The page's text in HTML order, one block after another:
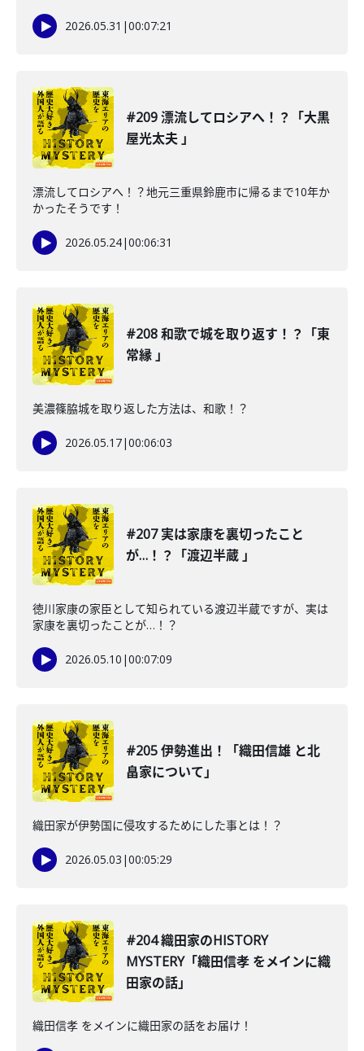
2026.05.31 |00:07:21
#209 漂流してロシアへ！？「大黒
屋光太夫 」
漂流してロシアへ！？地元三重県鈴鹿市に帰るまで10年か
かったそうです！
2026.05.24|00:06:31
#208 和歌で城を取り返す！？「東
常縁 」
美濃篠脇城を取り返した方法は、和歌！？
2026.05.17|00:06:03
#207 実は家康を裏切ったこと
が…！？「渡辺半蔵 」
徳川家康の家臣として知られている渡辺半蔵ですが、実は
家康を裏切ったことが…！？
2026.05.10 |00:07:09
#205 伊勢進出！「織田信雄 と北
畠家について」
織田家が伊勢国に侵攻するためにした事とは！？
2026.05.03 |00:05:29
#204 織田家のHISTORY
MYSTERY「織田信孝 をメインに織
田家の話」
織田信孝 をメインに織田家の話をお届け！